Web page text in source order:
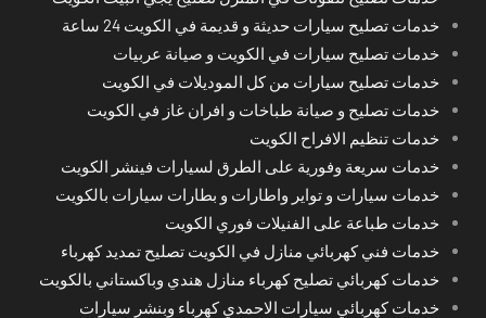
خدمات تصليح سيارات حديثة و قديمة في الكويت 24 ساعة
خدمات تصليح سيارات في الكويت و صيانة عربيات
خدمات تصليح سيارات من كل الموديلات في الكويت
خدمات تصليح و صيانة طباخات و افران غاز في الكويت
خدمات تنظيم الافراح الكويت
خدمات سريعة وفورية على الطرق لسيارات فينشر الكويت
خدمات سيارات و تواير واطارات و بطارات سيارات بالكويت
خدمات طباعة على الفنيلات فوري الكويت
خدمات فني كهربائي منازل في الكويت تصليح تمديد كهرباء
خدمات كهربائي تصليح كهرباء منازل هندي وباكستاني بالكويت
خدمات كهربائي سيارات الاحمدي كهرباء وبنشر سيارات